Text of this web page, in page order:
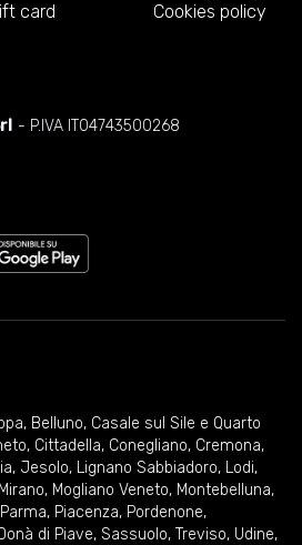
card
Cookies policy
- P.IVA IT04743500268
, Belluno, Casale sul Sile e Quarto
, Cittadella, Conegliano, Cremona,
, Jesolo, Lignano Sabbiadoro, Lodi,
Mirano, Mogliano Veneto, Montebelluna,
Parma, Piacenza, Pordenone,
di Piave, Sassuolo, Treviso, Udine,